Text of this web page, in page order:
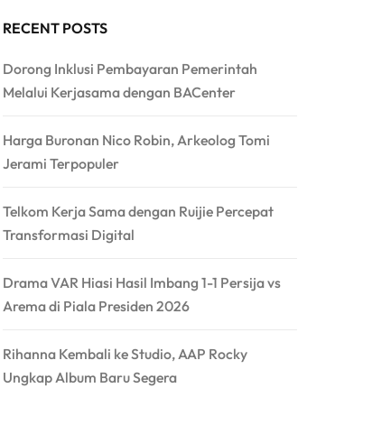
RECENT POSTS
Dorong Inklusi Pembayaran Pemerintah
Melalui Kerjasama dengan BACenter
Harga Buronan Nico Robin, Arkeolog Tomi
Jerami Terpopuler
Telkom Kerja Sama dengan Ruijie Percepat
Transformasi Digital
Drama VAR Hiasi Hasil Imbang 1-1 Persija vs
Arema di Piala Presiden 2026
Rihanna Kembali ke Studio, AAP Rocky
Ungkap Album Baru Segera